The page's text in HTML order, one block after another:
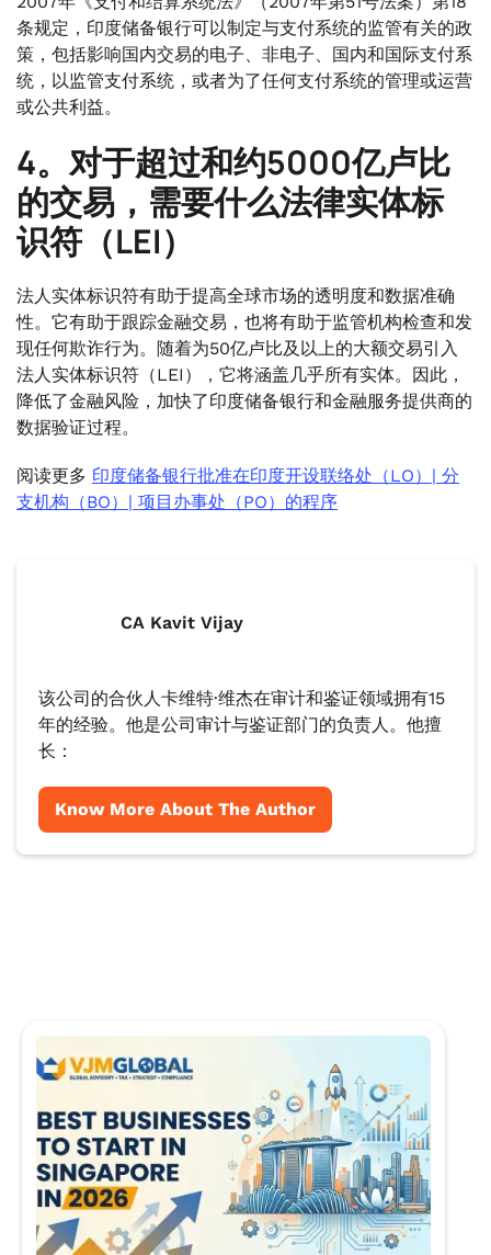
条规定，印度储备银行可以制定与支付系统的监管有关的政
策，包括影响国内交易的电子、非电子、国内和国际支付系
统，以监管支付系统，或者为了任何支付系统的管理或运营
或公共利益。
4。对于超过和约5000亿卢比
的交易，需要什么法律实体标
识符（LEI）
法人实体标识符有助于提高全球市场的透明度和数据准确
性。它有助于跟踪金融交易，也将有助于监管机构检查和发
现任何欺诈行为。随着为50亿卢比及以上的大额交易引入
法人实体标识符（LEI），它将涵盖几乎所有实体。因此，
降低了金融风险，加快了印度储备银行和金融服务提供商的
数据验证过程。
阅读更多 印度储备银行批准在印度开设联络处（LO）| 分
支机构（BO）| 项目办事处（PO）的程序
CA Kavit Vijay
该公司的合伙人卡维特·维杰在审计和鉴证领域拥有15
年的经验。他是公司审计与鉴证部门的负责人。他擅
长：
Know More About The Author